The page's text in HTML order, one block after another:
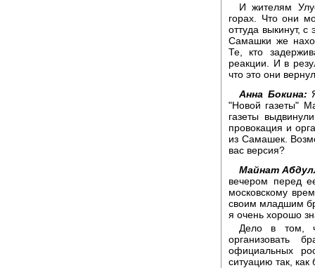
И жителям
горах. Что они
оттуда выкинут,
Самашки же
Те, кто
реакции. И в
что это они
Анна Бокина:
"Новой газеты"
газеты
провокация и
из Самашек.
вас версия?
Майнат
вечером перед
московскому
своим младшим
я очень хорошо
Дело в том,
организовать
официальных
ситуацию так,